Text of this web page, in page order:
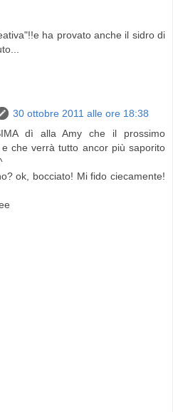
ha provato anche il sidro di
30 ottobre 2011 alle ore 18:38
dì alla Amy che il prossimo
che verrà tutto ancor più saporito
ok, bocciato! Mi fido ciecamente!